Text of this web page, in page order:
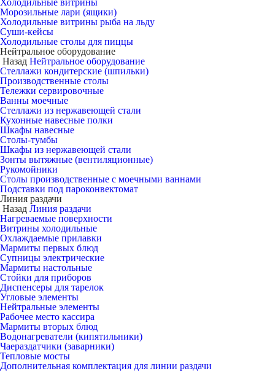
Холодильные витрины
Морозильные лари (ящики)
Холодильные витрины рыба на льду
Суши-кейсы
Холодильные столы для пиццы
Нейтральное оборудование
Назад Нейтральное оборудование
Стеллажи кондитерские (шпильки)
Производственные столы
Тележки сервировочные
Ванны моечные
Стеллажи из нержавеющей стали
Кухонные навесные полки
Шкафы навесные
Столы-тумбы
Шкафы из нержавеющей стали
Зонты вытяжные (вентиляционные)
Рукомойники
Столы производственные с моечными ваннами
Подставки под пароконвектомат
Линия раздачи
Назад Линия раздачи
Нагреваемые поверхности
Витрины холодильные
Охлаждаемые прилавки
Мармиты первых блюд
Супницы электрические
Мармиты настольные
Стойки для приборов
Диспенсеры для тарелок
Угловые элементы
Нейтральные элементы
Рабочее место кассира
Мармиты вторых блюд
Водонагреватели (кипятильники)
Чаераздатчики (заварники)
Тепловые мосты
Дополнительная комплектация для линии раздачи